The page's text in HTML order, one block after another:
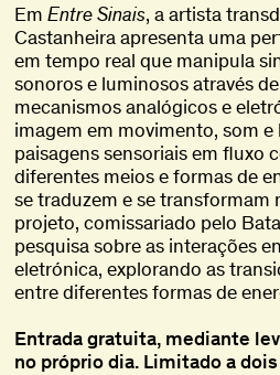
EmEntre Sinais, a artista
Castanheira apresenta uma
em tempo real que manipula
sonoros e luminosos através
mecanismos analógicos e
imagem em movimento, som e
paisagens sensoriais em fluxo
diferentes meios e formas de
se traduzem e se transformam
projeto, comissariado pelo
pesquisa sobre as interações
eletrónica, explorando as
entre diferentes formas de
Entrada gratuita, mediante
no próprio dia. Limitado a